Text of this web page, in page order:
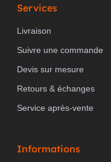
Services
Livraison
Suivre une commande
Devis sur mesure
Retours & échanges
Service après-vente
Informations